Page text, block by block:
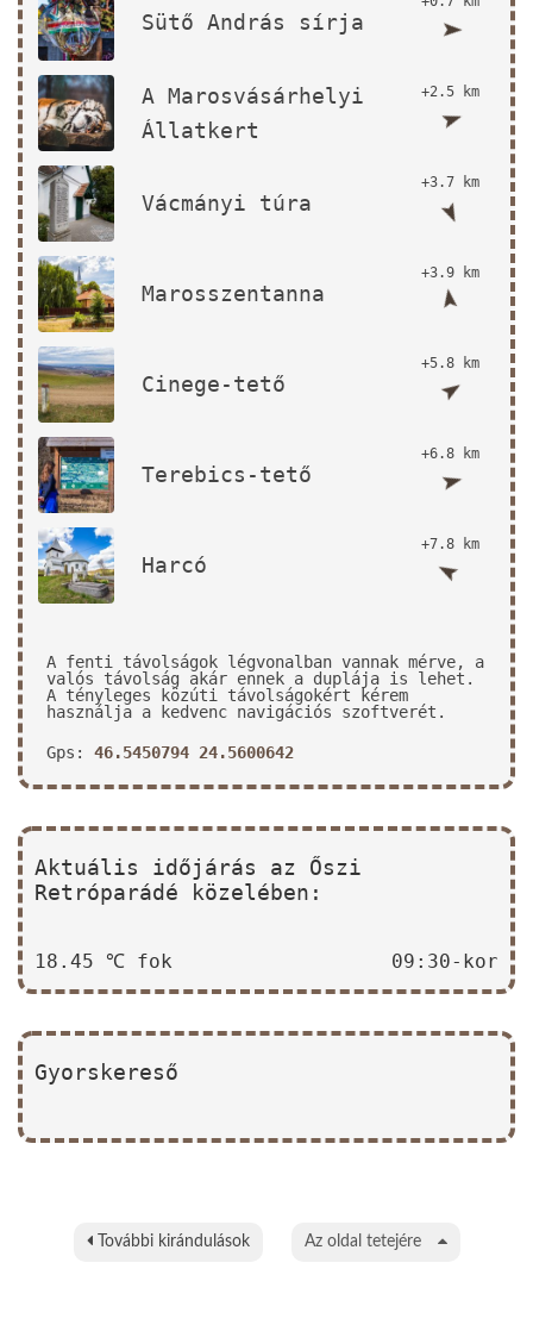
Sütő András sírja
A Marosvásárhelyi
Állatkert
+2.5 km
Vácmányi túra
+3.7 km
Marosszentanna
+3.9 km
Cinege-tető
+5.8 km
Terebics-tető
+6.8 km
Harcó
+7.8 km
A fenti távolságok légvonalban vannak mérve, a
valós távolság akár ennek a duplája is lehet.
A tényleges közúti távolságokért kérem
használja a kedvenc navigációs szoftverét.
Gps: 46.5450794 24.5600642
Aktuális időjárás az Őszi
Retróparádé közelében:
18.45 ℃ fok 09:30-kor
Gyorskereső
További kirándulások Az oldal tetejére